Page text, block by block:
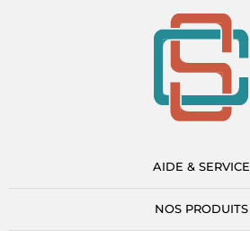
AIDE & SERVICE
NOS PRODUITS